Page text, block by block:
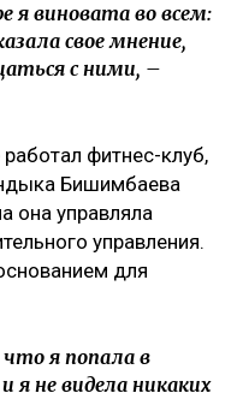
я виновата во всем:
свое мнение,
с ними, –
фитнес-клуб,
Бишимбаева
она управляла
управления.
для
я попала в
не видела никаких